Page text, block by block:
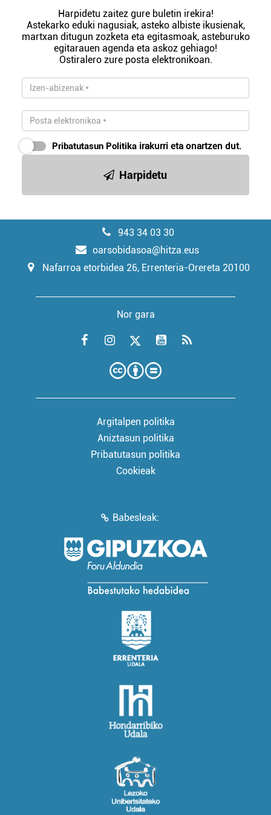
Harpidetu zaitez gure buletin irekira!
Astekarko eduki nagusiak, asteko albiste ikusienak,
martxan ditugun zozketa eta egitasmoak, asteburuko
egitarauen agenda eta askoz gehiago!
Ostiralero zure posta elektronikoan.
Pribatutasun Politika irakurri eta onartzen dut.
Harpidetu
943 34 03 30
oarsobidasoa@hitza.eus
Nafarroa etorbidea 26, Errenteria-Orereta 20100
Nor gara
Argitalpen politika
Aniztasun politika
Pribatutasun politika
Cookieak
Babesleak: